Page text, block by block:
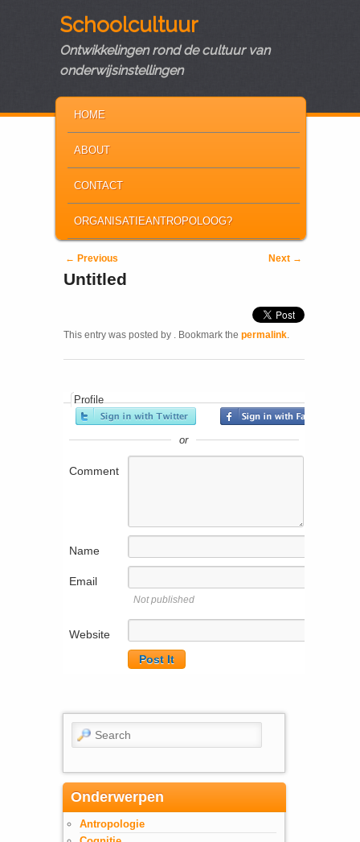
Schoolcultuur
Ontwikkelingen rond de cultuur van
onderwijsinstellingen
SKIP TO PRIMARY CONTENT
SKIP TO SECONDARY CONTENT
HOME
ABOUT
CONTACT
ORGANISATIEANTROPOLOOG?
Post navigation
← Previous Next →
Untitled
This entry was posted by . Bookmark the permalink.
Profile
or
Comment
Name
Email
Not published
Website
Search
Onderwerpen
Antropologie